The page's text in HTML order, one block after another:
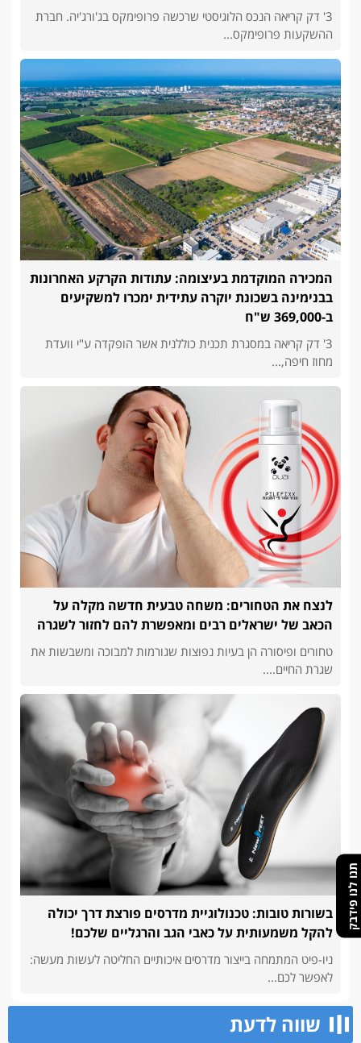
תנו לנו פידבק
3' דק קריאה הנכס הלוגיסטי שרכשה פרופימקס בג'ורג'יה. חברת
ההשקעות פרופימקס...
המכירה המוקדמת בעיצומה: עתודות הקרקע האחרונות
בבנימינה בשכונת יוקרה עתידית ימכרו למשקיעים
ב-369,000 ש"ח
3' דק קריאה במסגרת תכנית כוללנית אשר הופקדה ע"י וועדת
מחוז חיפה,...
לנצח את הטחורים: משחה טבעית חדשה מקלה על
הכאב של ישראלים רבים ומאפשרת להם לחזור לשגרה
טחורים ופיסורה הן בעיות נפוצות שגורמות למבוכה ומשבשות את
שגרת החיים....
בשורות טובות: טכנולוגיית מדרסים פורצת דרך יכולה
להקל משמעותית על כאבי הגב והרגליים שלכם!
ניו-פיט המתמחה בייצור מדרסים איכותיים החליטה לעשות מעשה:
לאפשר לכם...
שווה לדעת